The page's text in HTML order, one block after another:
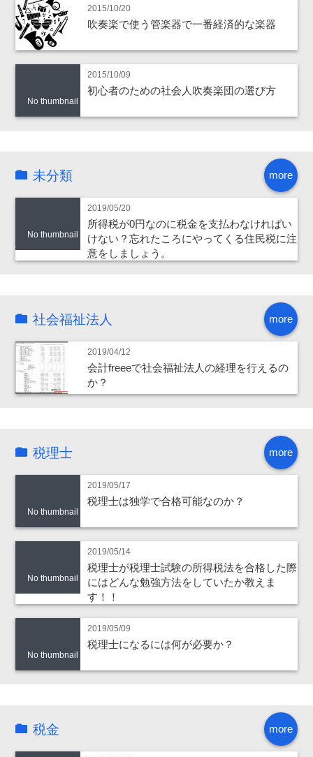
2015/10/20
吹奏楽で使う管楽器で一番経済的な楽器
No thumbnail
2015/10/09
初心者のための社会人吹奏楽団の選び方
more
未分類
No thumbnail
2019/05/20
所得税が0円なのに税金を支払わなければい
けない？忘れたころにやってくる住民税に注
意をしましょう。
more
社会福祉法人
2019/04/12
会計freeeで社会福祉法人の経理を行えるの
か？
more
税理士
No thumbnail
2019/05/17
税理士は独学で合格可能なのか？
No thumbnail
2019/05/14
税理士が税理士試験の所得税法を合格した際
にはどんな勉強方法をしていたか教えま
す！！
No thumbnail
2019/05/09
税理士になるには何が必要か？
more
税金